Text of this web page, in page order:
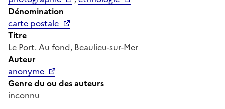
Dénomination
carte postale
Titre
Le Port. Au fond, Beaulieu-sur-Mer
Auteur
anonyme
Genre du ou des auteurs
inconnu